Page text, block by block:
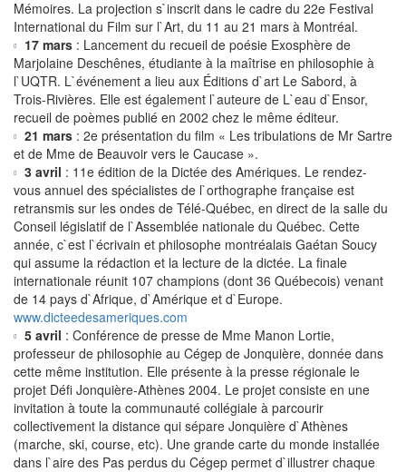
Mémoires. La projection s`inscrit dans le cadre du 22e Festival
International du Film sur l`Art, du 11 au 21 mars à Montréal.
17 mars : Lancement du recueil de poésie Exosphère de
Marjolaine Deschênes, étudiante à la maîtrise en philosophie à
l`UQTR. L`événement a lieu aux Éditions d`art Le Sabord, à
Trois-Rivières. Elle est également l`auteure de L`eau d`Ensor,
recueil de poèmes publié en 2002 chez le même éditeur.
21 mars : 2e présentation du film « Les tribulations de Mr Sartre
et de Mme de Beauvoir vers le Caucase ».
3 avril : 11e édition de la Dictée des Amériques. Le rendez-
vous annuel des spécialistes de l`orthographe française est
retransmis sur les ondes de Télé-Québec, en direct de la salle du
Conseil législatif de l`Assemblée nationale du Québec. Cette
année, c`est l`écrivain et philosophe montréalais Gaétan Soucy
qui assume la rédaction et la lecture de la dictée. La finale
internationale réunit 107 champions (dont 36 Québecois) venant
de 14 pays d`Afrique, d`Amérique et d`Europe.
www.dicteedesameriques.com
5 avril : Conférence de presse de Mme Manon Lortie,
professeur de philosophie au Cégep de Jonquière, donnée dans
cette même institution. Elle présente à la presse régionale le
projet Défi Jonquière-Athènes 2004. Le projet consiste en une
invitation à toute la communauté collégiale à parcourir
collectivement la distance qui sépare Jonquière d`Athènes
(marche, ski, course, etc). Une grande carte du monde installée
dans l`aire des Pas perdus du Cégep permet d`illustrer chaque